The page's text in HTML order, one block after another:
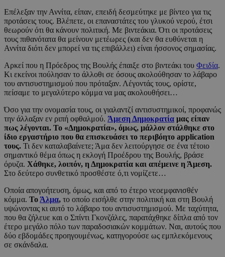
Επέλεξαν την Αννίτα, είπαν, επειδή δεσμεύτηκε με βίντεο για τις
προτάσεις τους. Βλέπετε, οι επαναστάτες του γλυκού νερού, έτσι
θεωρούν ότι θα κάνουν πολιτική. Με βιντεάκια. Ότι οι προτάσεις
τους πιθανότατα θα μείνουν μετέωρες (και δεν θα ευθύνεται η
Αννίτα διότι δεν μπορεί να τις επιβάλλει) είναι ήσσονος σημασίας.
Αρκεί που η Πρόεδρος της Βουλής έπαιξε στο βιντεάκι του Φειδία.
Κι εκείνοι πούλησαν το άλλοθι σε όσους ακολούθησαν το λάβαρο
του αντισυστημισμού που πρόταξαν. Λέγοντάς τους, ορίστε,
πείσαμε το μεγαλύτερο κόμμα να μας ακολουθήσει…
Όσο για την ονομασία τους, οι γιαλαντζί αντισυστημικοί, προφανώς
την άλλαξαν εν ριπή οφθαλμού. Άμεση Δημοκρατία μας είπαν
πως λέγονται. Το «Δημοκρατία», όμως, μάλλον στάλθηκε στο
ίδιο εργαστήριο που θα επισκευάσει το περιβόητο application
τους. Τι δεν καταλαβαίνετε; Άμα δεν λειτούργησε σε ένα τέτοιο
σημαντικό θέμα όπως η εκλογή Προέδρου της Βουλής, βράσε
όρυζα. Χάθηκε, λοιπόν, η Δημοκρατία και απέμεινε η Άμεση.
Στο δεύτερο συνθετικό προσθέστε ό,τι νομίζετε…
Οποία απογοήτευση, όμως, και από το έτερο νεοεμφανισθέν
κόμμα. Το Άλμα, το οποίο εισήλθε στην πολιτική και στη Βουλή
υψώνοντας κι αυτό το λάβαρο του αντισυστημισμού. Με ταχύτητα,
που θα ζήλευε και ο Σπίντι Γκονζάλες, παρατάχθηκε δίπλα από τον
έτερο μεγάλο πόλο των παραδοσιακών κομμάτων. Ναι, αυτούς που
δύο εβδομάδες προηγουμένως, κατηγορούσε ως εμπλεκόμενους
σε σκάνδαλα.